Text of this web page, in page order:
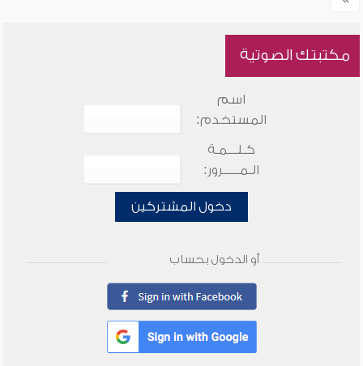
مكتبتك الصوتية
اسم
المستخدم:
كـلـــمـة
الـمـــــرور:
دخول المشتركين
أو الدخول بحساب